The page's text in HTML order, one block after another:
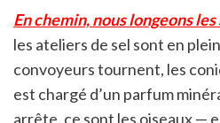
En chemin, nous longeons les
les ateliers de sel sont en
convoyeurs tournent, les
est chargé d’un parfum
arrête, ce sont les oiseaux —